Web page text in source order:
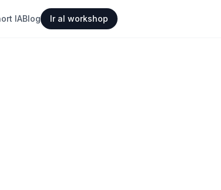
IABlog Ir al workshop